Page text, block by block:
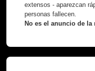
extensos - aparezcan
personas fallecen.
No es el anuncio de la